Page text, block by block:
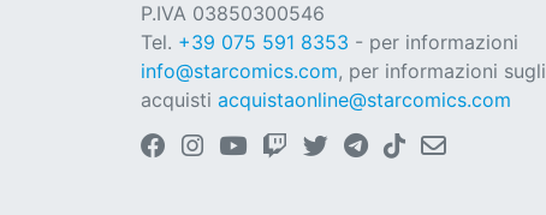
P.IVA 03850300546
Tel. +39 075 591 8353 - per informazioni
info@starcomics.com, per informazioni sugli
acquisti acquistaonline@starcomics.com